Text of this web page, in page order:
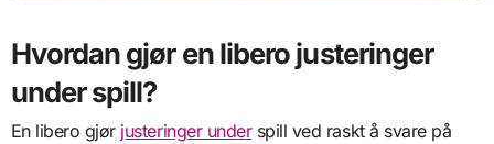
Hvordan gjør en libero justeringer
under spill?
En libero gjør justeringer underspill ved raskt å svare på